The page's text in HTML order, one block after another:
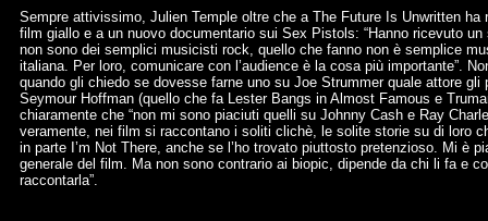
Sempre attivissimo, Julien Temple oltre che a The Future Is Unwritten
film giallo e a un nuovo documentario sui Sex Pistols: “Hanno ricevuto
non sono dei semplici musicisti rock, quello che fanno non è semplice
italiana. Per loro, comunicare con l’audience è la cosa più importante”.
quando gli chiedo se dovesse farne uno su Joe Strummer quale attore
Seymour Hoffman (quello che fa Lester Bangs in Almost Famous e
chiaramente che “non mi sono piaciuti quelli su Johnny Cash e Ray
veramente, nei film si raccontano i soliti clichè, le solite storie su di loro
in parte I’m Not There, anche se l’ho trovato piuttosto pretenzioso. Mi
generale del film. Ma non sono contrario ai biopic, dipende da chi li fa e
raccontarla”.